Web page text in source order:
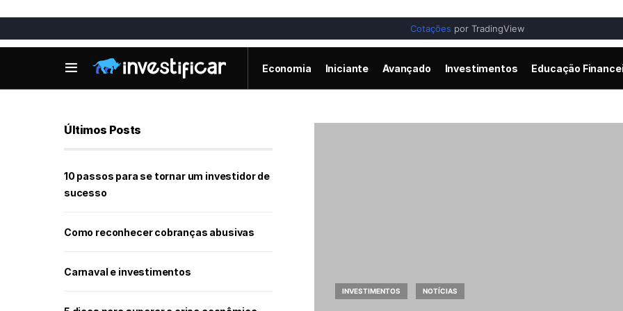
Cotações por TradingView
Economia Iniciante Avançado Investimentos Educação
INVESTIMENTOS NOTÍCIAS
Últimos Posts
10 passos para se tornar um investidor de
sucesso
Como reconhecer cobranças abusivas
Carnaval e investimentos